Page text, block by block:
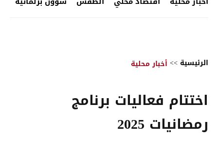
الرئيسية >> أخبار محلية
اختتام فعاليات برنامج
رمضانيات 2025